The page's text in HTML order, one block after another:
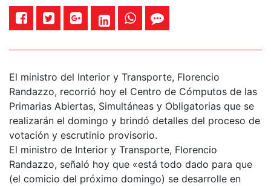
El ministro del Interior y Transporte, Florencio
Randazzo, recorrió hoy el Centro de Cómputos de las
Primarias Abiertas, Simultáneas y Obligatorias que se
realizarán el domingo y brindó detalles del proceso de
votación y escrutinio provisorio.
El ministro de Interior y Transporte, Florencio
Randazzo, señaló hoy que «está todo dado para que
(el comicio del próximo domingo) se desarrolle en